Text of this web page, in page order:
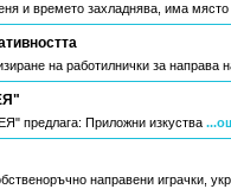
и времето захладнява, има
на работилнички за направа
Приложни изкуства
направени играчки,